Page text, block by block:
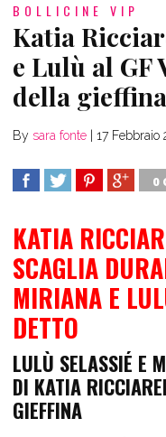
BOLLICINE VIP
Katia
e Lulù al GF
della gieffina
By sara fonte 17 Febbraio
0
KATIA
SCAGLIA
MIRIANA E
DETTO
LULÙ SELASSIÉ E
DI KATIA
GIEFFINA